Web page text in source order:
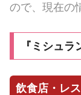
ので、現在の
『ミシュ
飲食店・レ